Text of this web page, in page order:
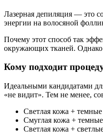
Лазерная депиляция — это
энергии на волосяной
Почему этот способ так
окружающих тканей. Однако
Кому подходит
Идеальными кандидатами
«не видит». Тем не менее,
Светлая кожа +
Смуглая кожа +
Светлая кожа +